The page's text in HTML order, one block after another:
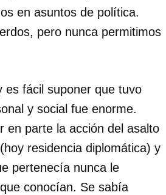
en asuntos de política.
pero nunca permitimos
es fácil suponer que tuvo
y social fue enorme.
en parte la acción del asalto
residencia diplomática) y
pertenecía nunca le
conocían. Se sabía